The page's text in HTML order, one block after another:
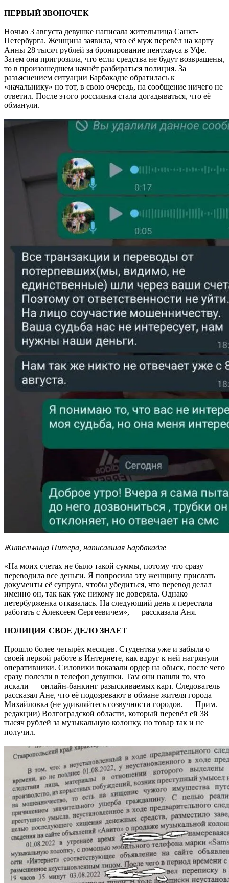
ПЕРВЫЙ ЗВОНОЧЕК
Ночью 3 августа девушке написала жительница Санкт-
Петербурга. Женщина заявила, что её муж перевёл на карту
Анны 28 тысяч рублей за бронирование пентхауса в Уфе.
Затем она пригрозила, что если средства не будут возвращены,
то в произошедшем начнёт разбираться полиция. За
разъяснением ситуации Барбакадзе обратилась к
«начальнику» но тот, в свою очередь, на сообщение ничего не
ответил. После этого россиянка стала догадываться, что её
обманули.
Жительница Питера, написавшая Барбакадзе
«На моих счетах не было такой суммы, потому что сразу
переводила все деньги. Я попросила эту женщину прислать
документы её супруга, чтобы убедиться, что перевод делал
именно он, так как уже никому не доверяла. Однако
петербурженка отказалась. На следующий день я перестала
работать с Алексеем Сергеевичем», — рассказала Аня.
ПОЛИЦИЯ СВОЕ ДЕЛО ЗНАЕТ
Прошло более четырёх месяцев. Студентка уже и забыла о
своей первой работе в Интернете, как вдруг к ней нагрянули
оперативники. Силовики показали ордер на обыск, после чего
сразу полезли в телефон девушки. Там они нашли то, что
искали — онлайн-банкинг разыскиваемых карт. Следователь
рассказал Ане, что её подозревают в обмане жителя города
Михайловка (не удивляйтесь созвучности городов. — Прим.
редакции) Волгоградской области, который перевёл ей 38
тысяч рублей за музыкальную колонку, но товар так и не
получил.